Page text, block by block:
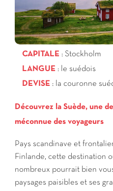
CAPITALE : Stockholm
LANGUE : le suédois
DEVISE : la couronne
Découvrez la Suède, une
méconnue des voyageurs
Pays scandinave et
Finlande, cette destination
nombreux pourrait bien
paysages paisibles et ses